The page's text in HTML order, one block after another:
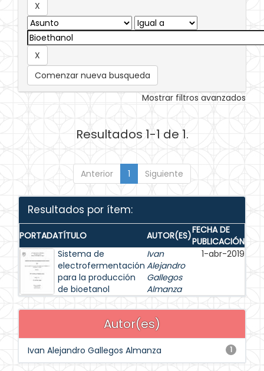
Comenzar nueva busqueda
Mostrar filtros avanzados
Resultados 1-1 de 1.
Anterior 1 Siguiente
Resultados por ítem:
PORTADATÍTULO AUTOR(ES)FECHA DE
PUBLICACIÓN
Sistema de
electrofermentación
para la producción
de bioetanol
Ivan
Alejandro
Gallegos
Almanza
1-abr-2019
Autor(es)
1
Ivan Alejandro Gallegos Almanza